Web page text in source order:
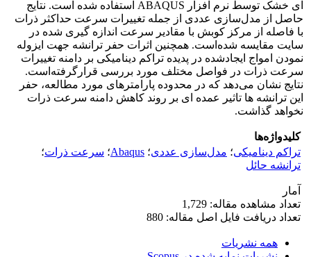
ای خشک توسط نرم افزار ABAQUS استفاده شده است. نتایج
حاصل از مدل‌سازی عددی از جمله تغییرات سرعت حداکثر ذرات
با فاصله از مرکز کوبش با مقادیر سرعت اندازه گیری شده در
سایت مقایسه شده‌است. همچنین اثرات حفر ترانشه جهت ایزوله
نمودن امواج ایجاد‌شده در پدیده تراکم دینامیکی بر دامنه تغییرات
سرعت ذرات در فواصل مختلف مورد بررسی قرار‌گرفته‌است.
نتایج نشان می‌دهد که در محدوده پارامترهای مورد مطالعه، حفر
این ترانشه ها تاثیر عمده ای بر روند کاهش دامنه سرعت ذرات
نخواهد گذاشت.
کلیدواژه‌ها
تراکم دینامیکی؛ مدل‌سازی عددی؛ Abaqus؛ سرعت ذرات؛
ترانشه حائل
آمار
تعداد مشاهده مقاله: 1,729
تعداد دریافت فایل اصل مقاله: 880
همه نشریات